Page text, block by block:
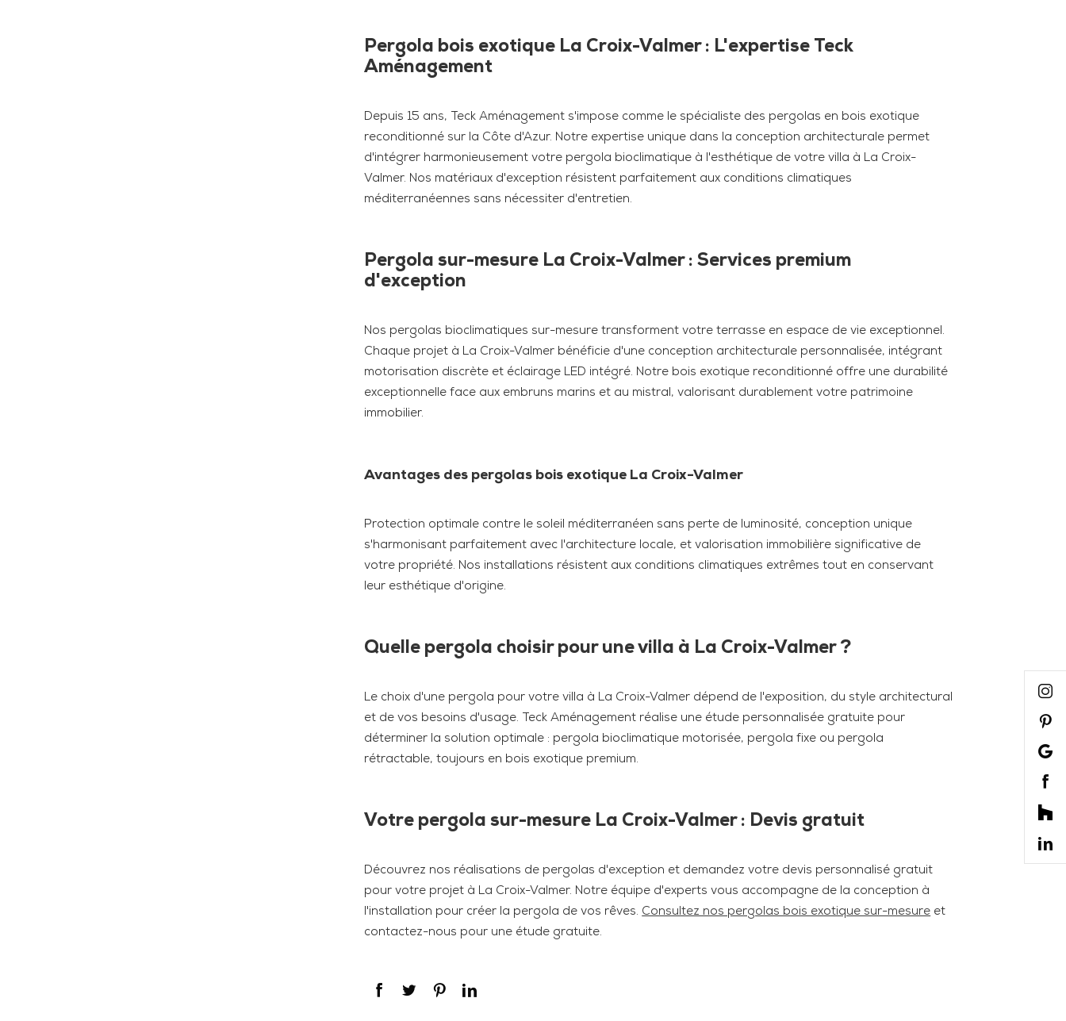
Pergola bois exotique La Croix-Valmer : L'expertise Teck
Aménagement
Depuis 15 ans, Teck Aménagement s'impose comme le spécialiste des pergolas en bois exotique
reconditionné sur la Côte d'Azur. Notre expertise unique dans la conception architecturale permet
d'intégrer harmonieusement votre pergola bioclimatique à l'esthétique de votre villa à La Croix-
Valmer. Nos matériaux d'exception résistent parfaitement aux conditions climatiques
méditerranéennes sans nécessiter d'entretien.
Pergola sur-mesure La Croix-Valmer : Services premium
d'exception
Nos pergolas bioclimatiques sur-mesure transforment votre terrasse en espace de vie exceptionnel.
Chaque projet à La Croix-Valmer bénéficie d'une conception architecturale personnalisée, intégrant
motorisation discrète et éclairage LED intégré. Notre bois exotique reconditionné offre une durabilité
exceptionnelle face aux embruns marins et au mistral, valorisant durablement votre patrimoine
immobilier.
Avantages des pergolas bois exotique La Croix-Valmer
Protection optimale contre le soleil méditerranéen sans perte de luminosité, conception unique
s'harmonisant parfaitement avec l'architecture locale, et valorisation immobilière significative de
votre propriété. Nos installations résistent aux conditions climatiques extrêmes tout en conservant
leur esthétique d'origine.
Quelle pergola choisir pour une villa à La Croix-Valmer ?
Le choix d'une pergola pour votre villa à La Croix-Valmer dépend de l'exposition, du style architectural
et de vos besoins d'usage. Teck Aménagement réalise une étude personnalisée gratuite pour
déterminer la solution optimale : pergola bioclimatique motorisée, pergola fixe ou pergola
rétractable, toujours en bois exotique premium.
Votre pergola sur-mesure La Croix-Valmer : Devis gratuit
Découvrez nos réalisations de pergolas d'exception et demandez votre devis personnalisé gratuit
pour votre projet à La Croix-Valmer. Notre équipe d'experts vous accompagne de la conception à
l'installation pour créer la pergola de vos rêves. Consultez nos pergolas bois exotique sur-mesure et
contactez-nous pour une étude gratuite.